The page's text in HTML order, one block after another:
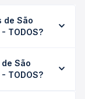
de São
TODOS?
47min,
de serviço
São
TODOS?